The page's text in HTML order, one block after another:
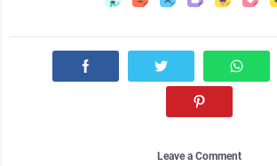
Leave a Comment